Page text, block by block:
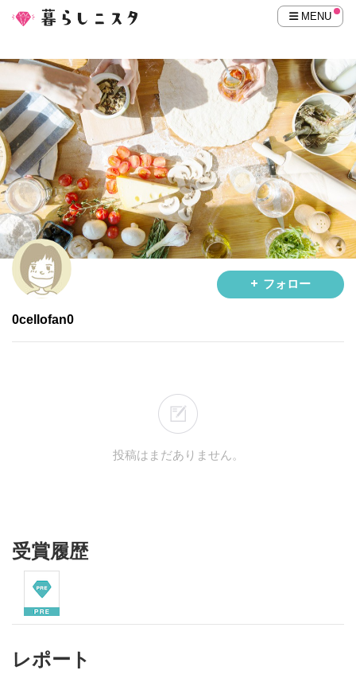
MENU
フォロー
0cellofan0
投稿はまだありません。
受賞履歴
レポート